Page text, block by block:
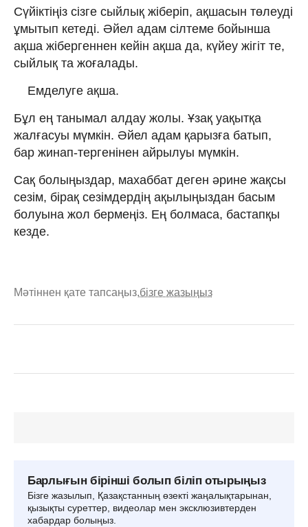
Сүйіктіңіз сізге сыйлық жіберіп, ақшасын төлеуді
ұмытып кетеді. Әйел адам сілтеме бойынша
ақша жібергеннен кейін ақша да, күйеу жігіт те,
сыйлық та жоғалады.
Емделуге ақша.
Бұл ең танымал алдау жолы. Ұзақ уақытқа
жалғасуы мүмкін. Әйел адам қарызға батып,
бар жинап-тергенінен айрылуы мүмкін.
Сақ болыңыздар, махаббат деген әрине жақсы
сезім, бірақ сезімдердің ақылыңыздан басым
болуына жол бермеңіз. Ең болмаса, бастапқы
кезде.
Мәтіннен қате тапсаңыз,бізге жазыңыз
Барлығын бірінші болып біліп отырыңыз
Бізге жазылып, Қазақстанның өзекті жаңалықтарынан,
қызықты суреттер, видеолар мен эксклюзивтерден
хабардар болыңыз.